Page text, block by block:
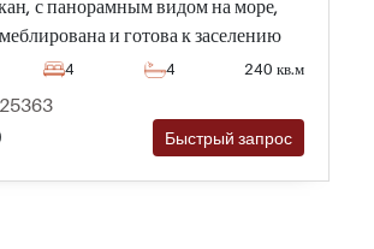
с панорамным видом на море,
и готова к заселению
упустите свой шанс! G M T Y
4 4 240 кв.м
Быстрый запрос